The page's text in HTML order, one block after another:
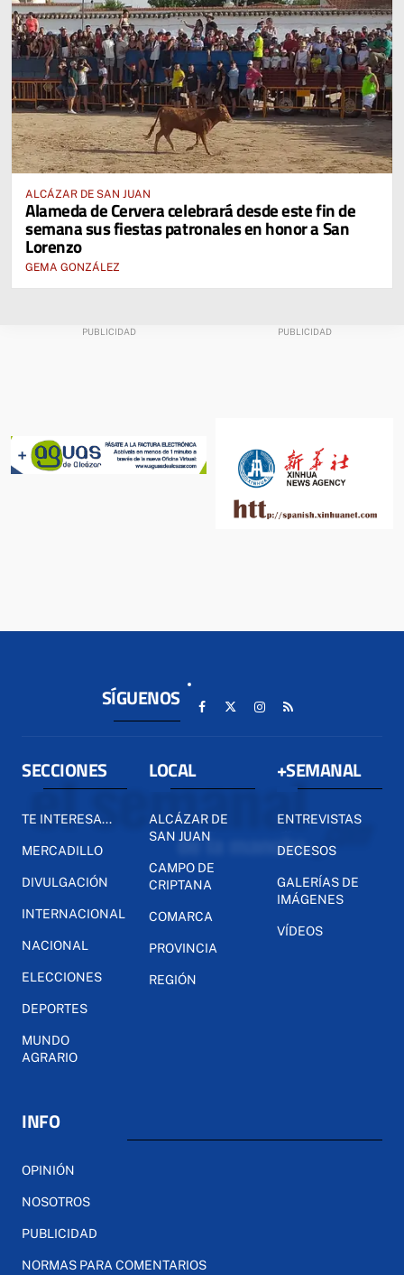
ALCÁZAR DE SAN JUAN
Alameda de Cervera celebrará desde este fin de
semana sus fiestas patronales en honor a San
Lorenzo
GEMA GONZÁLEZ
SÍGUENOS
SECCIONES
TE INTERESA...
MERCADILLO
DIVULGACIÓN
INTERNACIONAL
NACIONAL
ELECCIONES
DEPORTES
MUNDO
AGRARIO
LOCAL
ALCÁZAR DE
SAN JUAN
CAMPO DE
CRIPTANA
COMARCA
PROVINCIA
REGIÓN
+SEMANAL
ENTREVISTAS
DECESOS
GALERÍAS DE
IMÁGENES
VÍDEOS
INFO
OPINIÓN
NOSOTROS
PUBLICIDAD
NORMAS PARA COMENTARIOS